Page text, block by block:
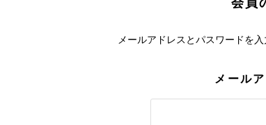
メールアドレスとパスワードを
メール